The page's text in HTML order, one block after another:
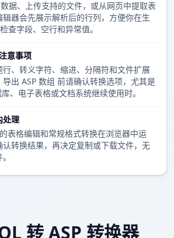
据、上传支持的文件，或从网页中提取表
器会先展示解析后的行列，方便你在生
查字段、空行和异常值。
意事项
行、转义字符、缩进、分隔符和文件扩展
出 ASP 数组 前请确认转换选项，尤其是
、电子表格或文档系统继续使用时。
处理
表格编辑和常规格式转换在浏览器中运
转换结果，再决定复制或下载文件，无
转 ASP 转换器